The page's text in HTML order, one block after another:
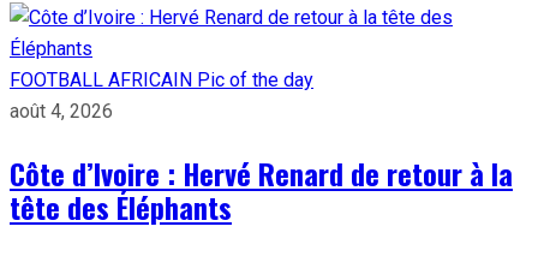
FOOTBALL AFRICAIN Pic of the day
août 4, 2026
Côte d’Ivoire : Hervé Renard de retour à la
tête des Éléphants